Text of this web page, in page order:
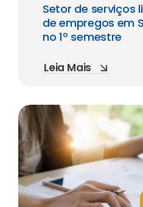
Setor de serviços
de empregos em
no 1º semestre
Leia Mais